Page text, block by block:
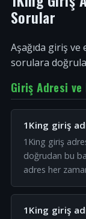
Sorular
Aşağıda giriş ve
sorulara
Giriş Adresi ve
1King giriş
1King giriş
doğrudan bu
adres her
1King giriş